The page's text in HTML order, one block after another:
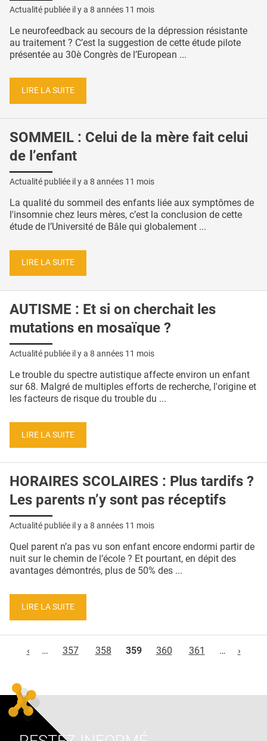
Actualité publiée il y a 8 années 11 mois
Le neurofeedback au secours de la dépression résistante
au traitement ? C’est la suggestion de cette étude pilote
présentée au 30è Congrès de l’European ...
LIRE LA SUITE
SOMMEIL : Celui de la mère fait celui
de l’enfant
Actualité publiée il y a 8 années 11 mois
La qualité du sommeil des enfants liée aux symptômes de
l'insomnie chez leurs mères, c’est la conclusion de cette
étude de l’Université de Bâle qui globalement ...
LIRE LA SUITE
AUTISME : Et si on cherchait les
mutations en mosaïque ?
Actualité publiée il y a 8 années 11 mois
Le trouble du spectre autistique affecte environ un enfant
sur 68. Malgré de multiples efforts de recherche, l'origine et
les facteurs de risque du trouble du ...
LIRE LA SUITE
HORAIRES SCOLAIRES : Plus tardifs ?
Les parents n’y sont pas réceptifs
Actualité publiée il y a 8 années 11 mois
Quel parent n’a pas vu son enfant encore endormi partir de
nuit sur le chemin de l’école ? Et pourtant, en dépit des
avantages démontrés, plus de 50% des ...
LIRE LA SUITE
‹
… 357 358 359 360 361 … ›